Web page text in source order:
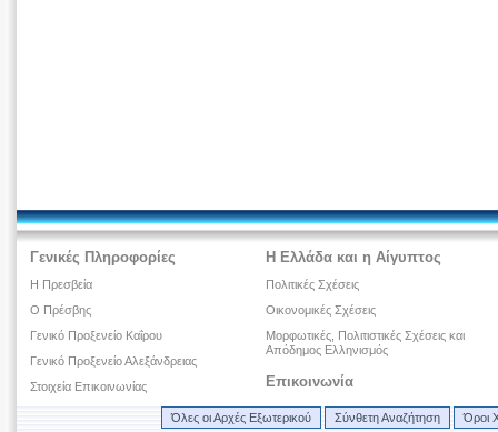
Γενικές Πληροφορίες
Η Πρεσβεία
Ο Πρέσβης
Γενικό Προξενείο Καΐρου
Γενικό Προξενείο Αλεξάνδρειας
Στοιχεία Επικοινωνίας
Η Ελλάδα και η Αίγυπτος
Πολιτικές Σχέσεις
Οικονομικές Σχέσεις
Μορφωτικές, Πολιτιστικές Σχέσεις και
Απόδημος Ελληνισμός
Επικοινωνία
Όλες οι Αρχές Εξωτερικού Σύνθετη Αναζήτηση Όροι